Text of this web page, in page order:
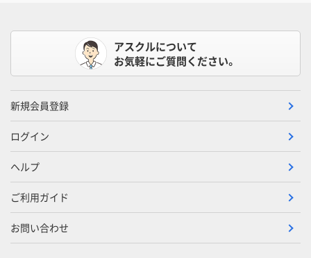
アスクルについて
お気軽にご質問ください。
新規会員登録
ログイン
ヘルプ
ご利用ガイド
お問い合わせ